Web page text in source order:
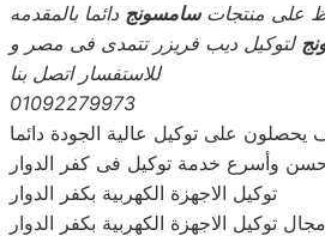
على منتجات سامسونج دائما بالمقدمه
لتوكيل ديب فريزر تتمدى فى مصر و
للاستفسار اتصل بنا
01092279973
يحصلون على توكيل عالية الجودة دائما
وأسرع خدمة توكيل فى كفر الدوار
توكيل الاجهزة الكهربية بكفر الدوار
توكيل الاجهزة الكهربية بكفر الدوار